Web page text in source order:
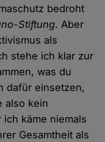
bedroht
Stiftung. Aber
als
stehe ich klar zur
was du
dafür einsetzen,
also kein
käme niemals
Gesamtheit als